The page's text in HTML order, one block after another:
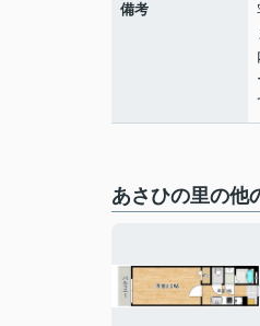
備考
あさひの里の他